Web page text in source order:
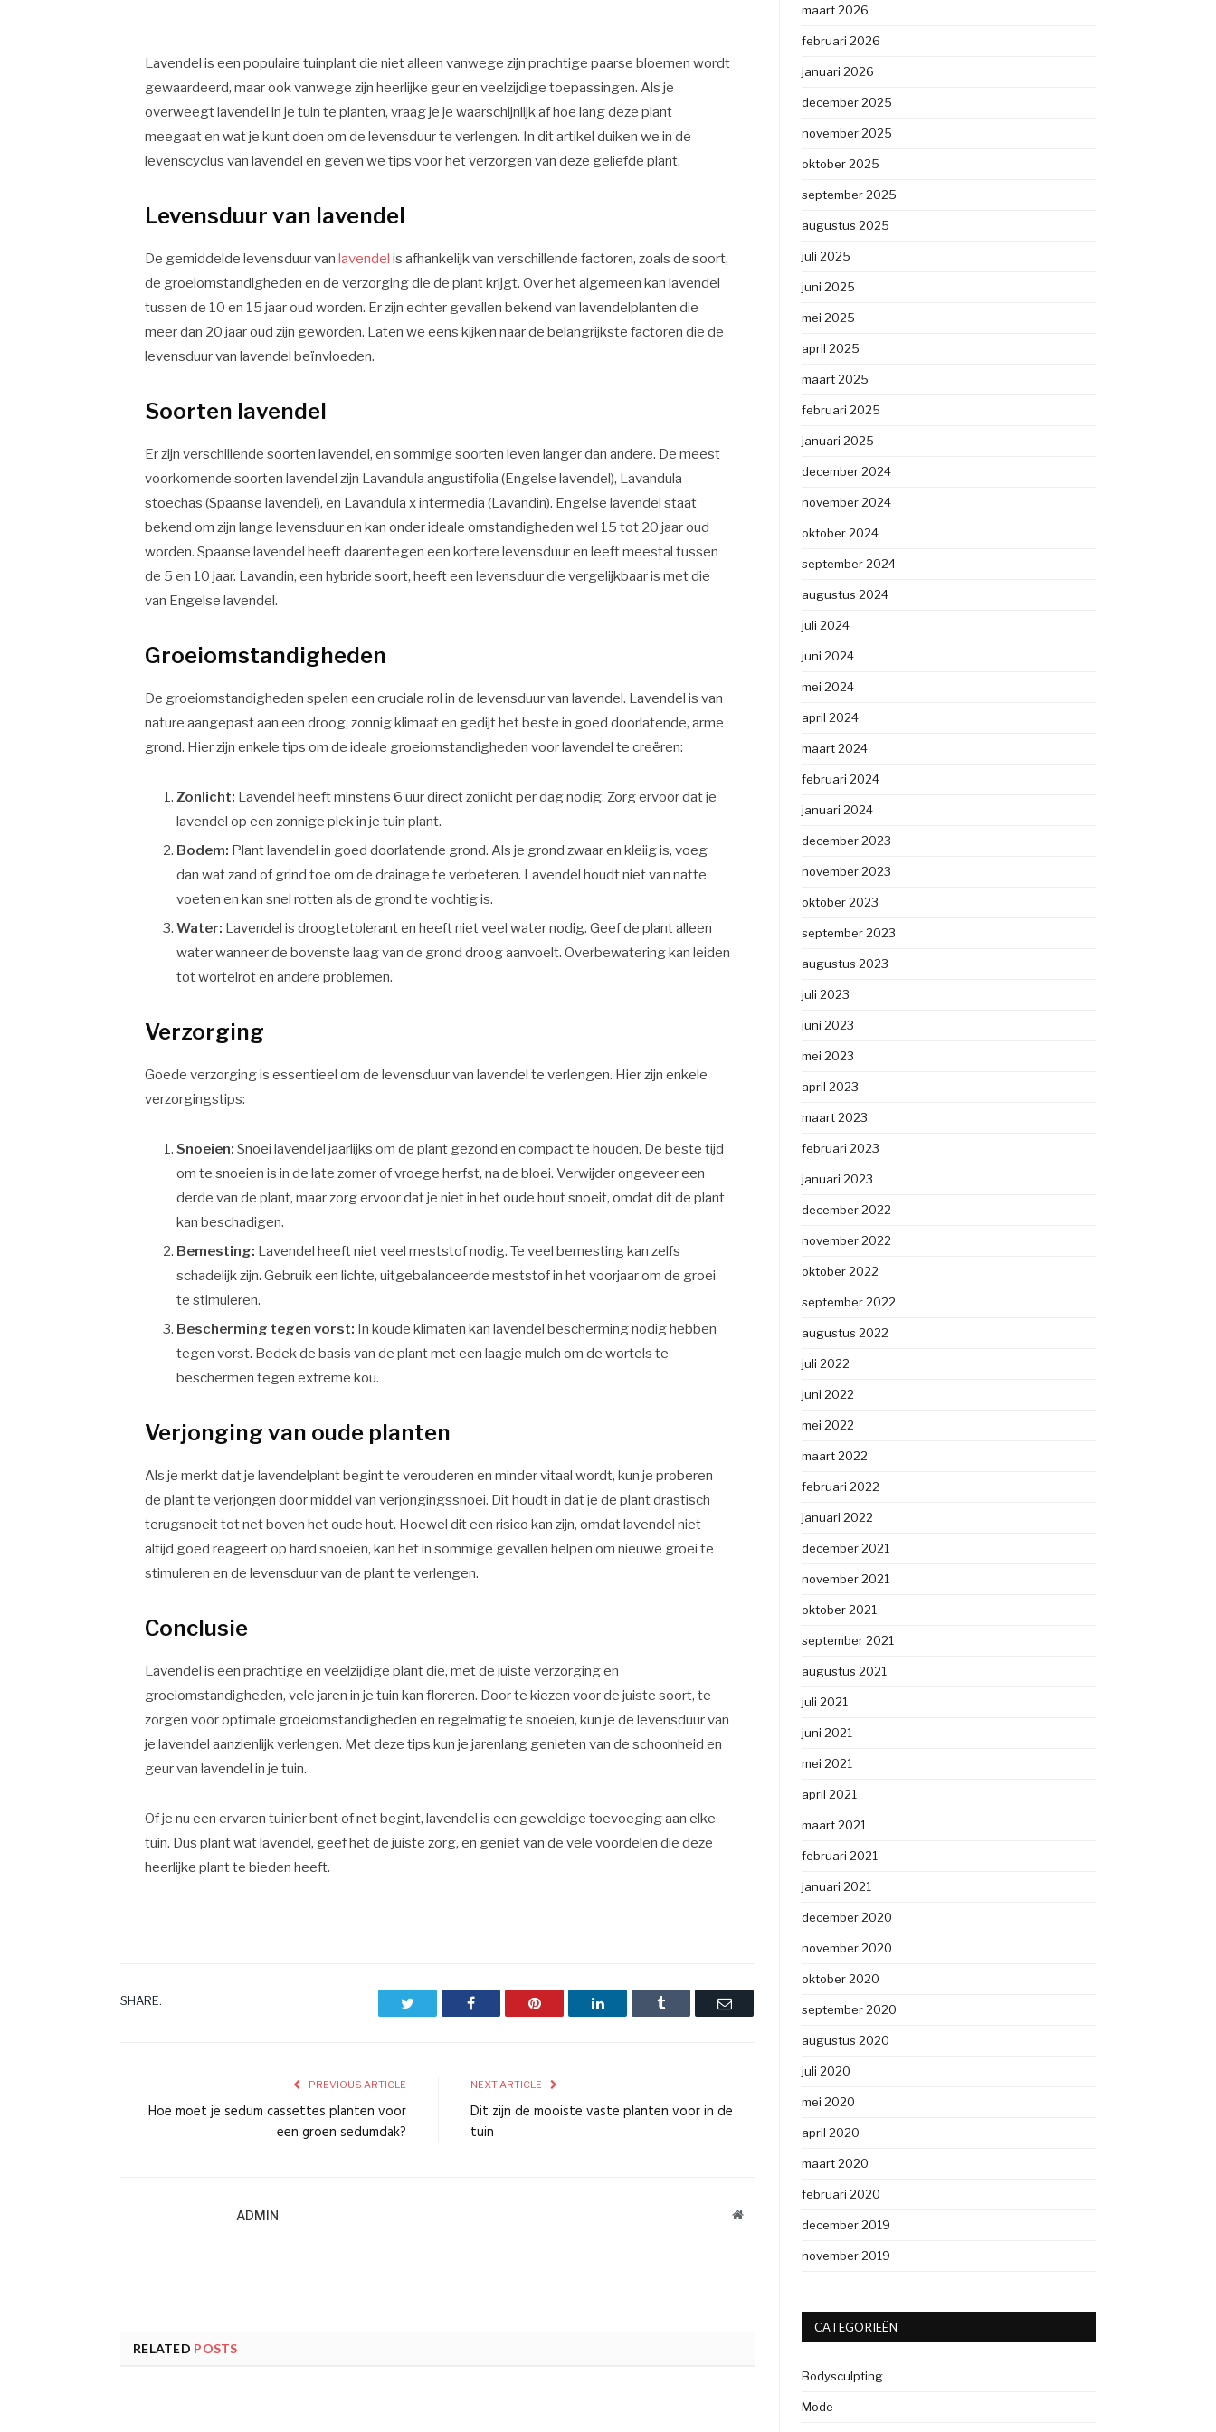
Lavendel is een populaire tuinplant die niet alleen vanwege zijn prachtige paarse bloemen wordt
gewaardeerd, maar ook vanwege zijn heerlijke geur en veelzijdige toepassingen. Als je
overweegt lavendel in je tuin te planten, vraag je je waarschijnlijk af hoe lang deze plant
meegaat en wat je kunt doen om de levensduur te verlengen. In dit artikel duiken we in de
levenscyclus van lavendel en geven we tips voor het verzorgen van deze geliefde plant.
Levensduur van lavendel
De gemiddelde levensduur vanlavendel is afhankelijk van verschillende factoren, zoals de soort,
de groeiomstandigheden en de verzorging die de plant krijgt. Over het algemeen kan lavendel
tussen de 10 en 15 jaar oud worden. Er zijn echter gevallen bekend van lavendelplanten die
meer dan 20 jaar oud zijn geworden. Laten we eens kijken naar de belangrijkste factoren die de
levensduur van lavendel beïnvloeden.
Soorten lavendel
Er zijn verschillende soorten lavendel, en sommige soorten leven langer dan andere. De meest
voorkomende soorten lavendel zijn Lavandula angustifolia (Engelse lavendel), Lavandula
stoechas (Spaanse lavendel), en Lavandula x intermedia (Lavandin). Engelse lavendel staat
bekend om zijn lange levensduur en kan onder ideale omstandigheden wel 15 tot 20 jaar oud
worden. Spaanse lavendel heeft daarentegen een kortere levensduur en leeft meestal tussen
de 5 en 10 jaar. Lavandin, een hybride soort, heeft een levensduur die vergelijkbaar is met die
van Engelse lavendel.
Groeiomstandigheden
De groeiomstandigheden spelen een cruciale rol in de levensduur van lavendel. Lavendel is van
nature aangepast aan een droog, zonnig klimaat en gedijt het beste in goed doorlatende, arme
grond. Hier zijn enkele tips om de ideale groeiomstandigheden voor lavendel te creëren:
Zonlicht: Lavendel heeft minstens 6 uur direct zonlicht per dag nodig. Zorg ervoor dat je
lavendel op een zonnige plek in je tuin plant.
Bodem: Plant lavendel in goed doorlatende grond. Als je grond zwaar en kleiig is, voeg
dan wat zand of grind toe om de drainage te verbeteren. Lavendel houdt niet van natte
voeten en kan snel rotten als de grond te vochtig is.
Water: Lavendel is droogtetolerant en heeft niet veel water nodig. Geef de plant alleen
water wanneer de bovenste laag van de grond droog aanvoelt. Overbewatering kan leiden
tot wortelrot en andere problemen.
Verzorging
Goede verzorging is essentieel om de levensduur van lavendel te verlengen. Hier zijn enkele
verzorgingstips:
Snoeien: Snoei lavendel jaarlijks om de plant gezond en compact te houden. De beste tijd
om te snoeien is in de late zomer of vroege herfst, na de bloei. Verwijder ongeveer een
derde van de plant, maar zorg ervoor dat je niet in het oude hout snoeit, omdat dit de plant
kan beschadigen.
Bemesting: Lavendel heeft niet veel meststof nodig. Te veel bemesting kan zelfs
schadelijk zijn. Gebruik een lichte, uitgebalanceerde meststof in het voorjaar om de groei
te stimuleren.
Bescherming tegen vorst: In koude klimaten kan lavendel bescherming nodig hebben
tegen vorst. Bedek de basis van de plant met een laagje mulch om de wortels te
beschermen tegen extreme kou.
Verjonging van oude planten
Als je merkt dat je lavendelplant begint te verouderen en minder vitaal wordt, kun je proberen
de plant te verjongen door middel van verjongingssnoei. Dit houdt in dat je de plant drastisch
terugsnoeit tot net boven het oude hout. Hoewel dit een risico kan zijn, omdat lavendel niet
altijd goed reageert op hard snoeien, kan het in sommige gevallen helpen om nieuwe groei te
stimuleren en de levensduur van de plant te verlengen.
Conclusie
Lavendel is een prachtige en veelzijdige plant die, met de juiste verzorging en
groeiomstandigheden, vele jaren in je tuin kan floreren. Door te kiezen voor de juiste soort, te
zorgen voor optimale groeiomstandigheden en regelmatig te snoeien, kun je de levensduur van
je lavendel aanzienlijk verlengen. Met deze tips kun je jarenlang genieten van de schoonheid en
geur van lavendel in je tuin.
Of je nu een ervaren tuinier bent of net begint, lavendel is een geweldige toevoeging aan elke
tuin. Dus plant wat lavendel, geef het de juiste zorg, en geniet van de vele voordelen die deze
heerlijke plant te bieden heeft.
SHARE. Facebook Pinterest LinkedIn Tumblr Email
PREVIOUS ARTICLE
Hoe moet je sedum cassettes planten voor
een groen sedumdak?
NEXT ARTICLE
Dit zijn de mooiste vaste planten voor in de
tuin
ADMIN Website
RELATED POSTS
maart 2026
februari 2026
januari 2026
december 2025
november 2025
oktober 2025
september 2025
augustus 2025
juli 2025
juni 2025
mei 2025
april 2025
maart 2025
februari 2025
januari 2025
december 2024
november 2024
oktober 2024
september 2024
augustus 2024
juli 2024
juni 2024
mei 2024
april 2024
maart 2024
februari 2024
januari 2024
december 2023
november 2023
oktober 2023
september 2023
augustus 2023
juli 2023
juni 2023
mei 2023
april 2023
maart 2023
februari 2023
januari 2023
december 2022
november 2022
oktober 2022
september 2022
augustus 2022
juli 2022
juni 2022
mei 2022
maart 2022
februari 2022
januari 2022
december 2021
november 2021
oktober 2021
september 2021
augustus 2021
juli 2021
juni 2021
mei 2021
april 2021
maart 2021
februari 2021
januari 2021
december 2020
november 2020
oktober 2020
september 2020
augustus 2020
juli 2020
mei 2020
april 2020
maart 2020
februari 2020
december 2019
november 2019
CATEGORIEËN
Bodysculpting
Mode